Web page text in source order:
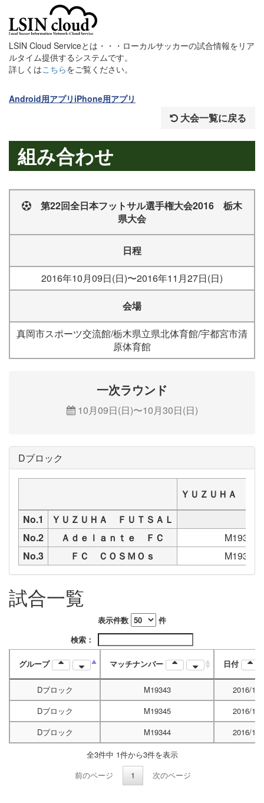
LSIN Cloud Serviceとは・・・ローカルサッカーの試合情報をリア
ルタイム提供するシステムです。
詳しくはこちらをご覧ください。
Android用アプリ iPhone用アプリ
大会一覧に戻る
組み合わせ
第22回全日本フットサル選手権大会2016 栃木
県大会
日程
2016年10月09日(日)〜2016年11月27日(日)
会場
真岡市スポーツ交流館/栃木県立県北体育館/宇都宮市清
原体育館
一次ラウンド
10月09日(日)〜10月30日(日)
Dブロック
ＹＵＺＵＨＡ Ｆ
No.1
ＹＵＺＵＨＡ ＦＵＴＳＡＬ
No.2
Ａｄｅｌａｎｔｅ ＦＣ
M19345
No.3
ＦＣ ＣＯＳＭＯｓ M19343
試合一覧
表示件数
件
検索：
グループ マッチナンバー 日付
Dブロック M19343
2016/10/
Dブロック
M19345
2016/10/
Dブロック
M19344
2016/10/
全3件中 1件から3件を表示
前のページ
1 次のページ